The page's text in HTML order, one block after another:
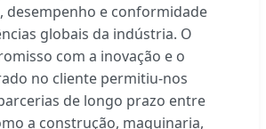
desempenho e conformidade
globais da indústria. O
com a inovação e o
no cliente permitiu-nos
de longo prazo entre
a construção, maquinaria,